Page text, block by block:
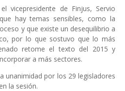
vicepresidente de Finjus, Servio
hay temas sensibles, como la
y que existe un desequilibrio a
por lo que sostuvo que lo más
retome el texto del 2015 y
a más sectores.
unanimidad por los 29 legisladores
la sesión.